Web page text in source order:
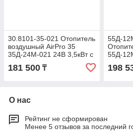
30.8101-35-021 Отопитель
воздушный AirPro 35
35Д-24М-021 24В 3,5кВт с
(Прамотроник)
181 500 ₸
55Д-
55Д-
без
198
О нас
Рейтинг не сформирован
Менее 5 отзывов за последний